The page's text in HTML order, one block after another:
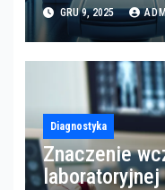
GRU 9, 2025
Diagnostyka
Znaczenie